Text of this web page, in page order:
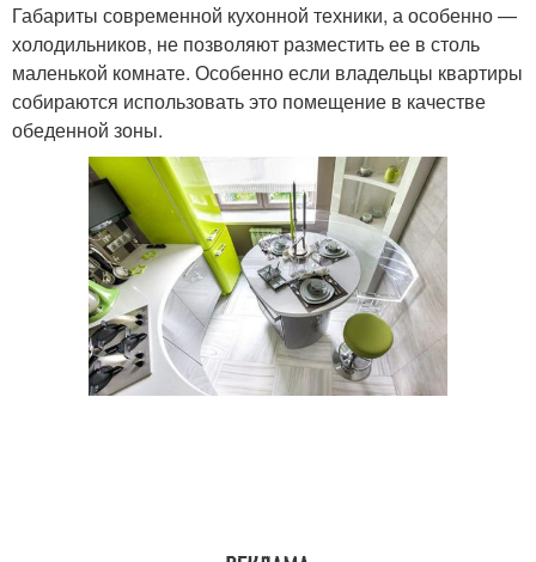
Габариты современной кухонной техники, а особенно —
холодильников, не позволяют разместить ее в столь
маленькой комнате. Особенно если владельцы квартиры
собираются использовать это помещение в качестве
обеденной зоны.